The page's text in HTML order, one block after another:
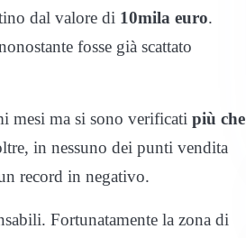
dal valore di 10mila euro.
fosse già scattato
mesi ma si sono verificati più che
in nessuno dei punti vendita
record in negativo.
Fortunatamente la zona di